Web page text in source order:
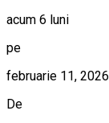
acum 6 luni
pe
februarie 11, 2026
De